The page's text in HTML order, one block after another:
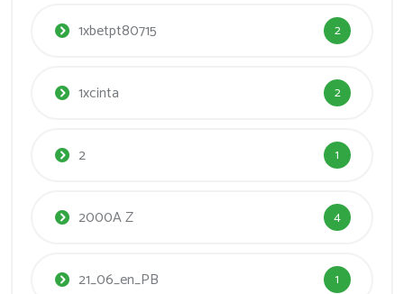
1xbetpt80715 2
1xcinta 2
2 1
2000A Z 4
21_06_en_PB 1